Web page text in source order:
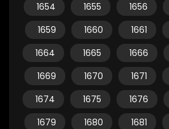
1654
1655 1656
1659
1660 1661
1664
1665 1666
1669
1670 1671
1674
1675 1676
1679
1680 1681